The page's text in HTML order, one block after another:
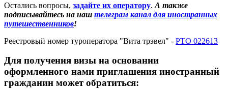
Остались вопросы, задайте их оператору. А также
подписывайтесь на наш телеграм канал для иностранных
путешественников!
Реестровый номер туроператора "Вита трэвел" - РТО 022613
Для получения визы на основании
оформленного нами приглашения иностранный
гражданин может обратиться: